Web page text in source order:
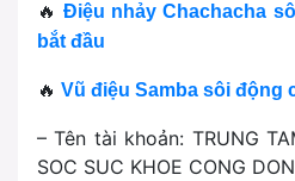
🔥Điệu nhảy Chachacha
bắt đầu
🔥 Vũ điệu Samba sôi động
– Tên tài khoản: TRUNG
SOC SUC KHOE CONG